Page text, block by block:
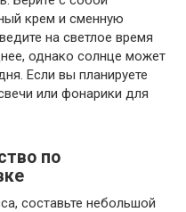
крем и сменную
на светлое время
однако солнце может
Если вы планируете
или фонарики для
по
составьте небольшой